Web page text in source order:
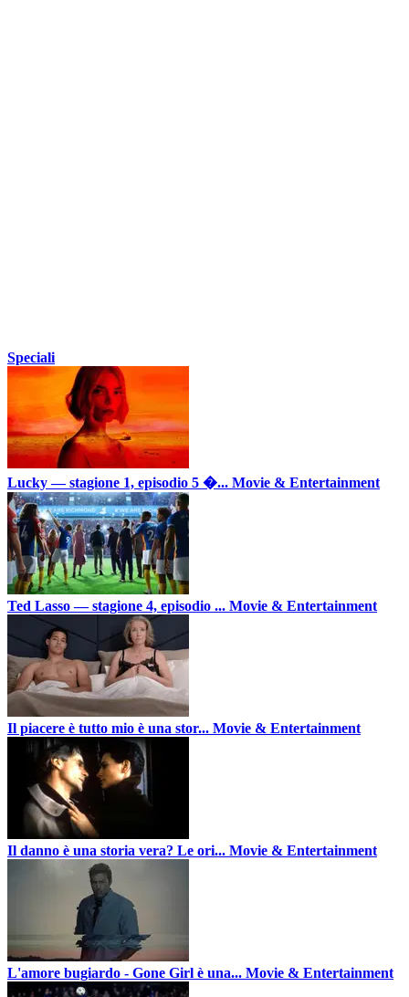
Speciali
Lucky — stagione 1, episodio 5 �... Movie & Entertainment
Ted Lasso — stagione 4, episodio ... Movie & Entertainment
Il piacere è tutto mio è una stor... Movie & Entertainment
Il danno è una storia vera? Le ori... Movie & Entertainment
L'amore bugiardo - Gone Girl è una... Movie & Entertainment